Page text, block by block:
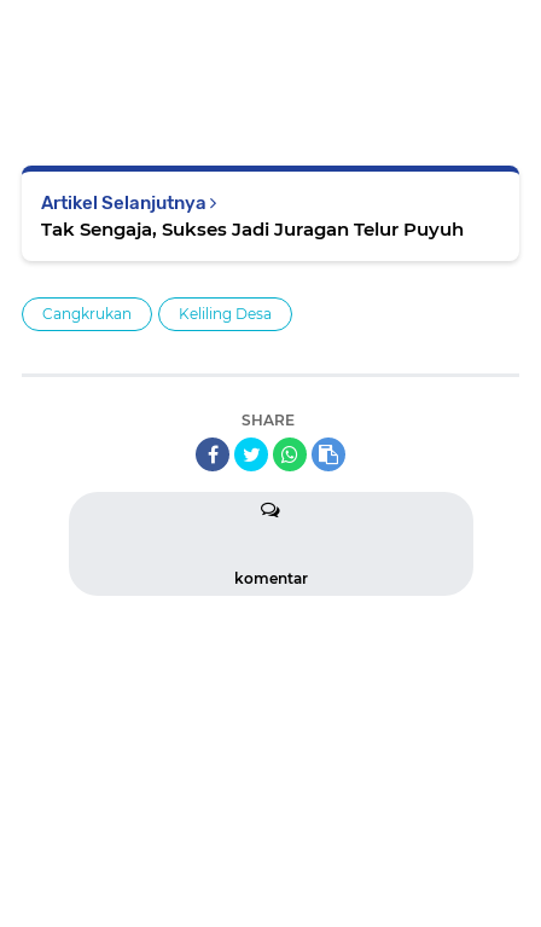
Artikel Selanjutnya
Tak Sengaja, Sukses Jadi Juragan Telur Puyuh
Cangkrukan Keliling Desa
SHARE
komentar